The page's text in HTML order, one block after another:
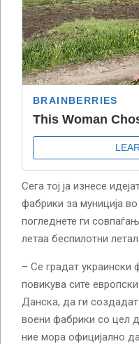
Сега тој ја изнесе
фабрики за муниција
погледнете ги
летаа беспилотни
– Се градат украински
повикува сите
Данска, да ги
воени фабрики со цел
ние мора официјално